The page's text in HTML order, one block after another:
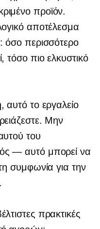
προϊόν.
αποτέλεσμα
όσο περισσότερο
τόσο πιο ελκυστικό
αυτό το εργαλείο
Μην
του
— αυτόμπορεί να
συμφωνία για την
πρακτικές